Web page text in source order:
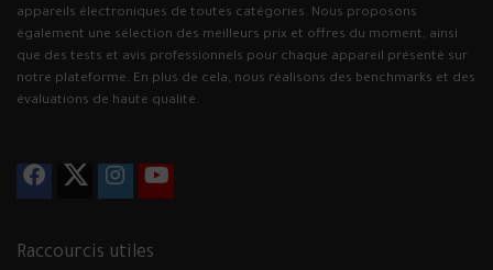
appareils électroniques de toutes catégories. Nous proposons
également une sélection des meilleurs prix et offres du moment, ainsi
que des tests et avis professionnels pour chaque appareil présenté sur
notre plateforme. En plus de cela, nous réalisons des benchmarks et des
évaluations de haute qualité.
Raccourcis utiles